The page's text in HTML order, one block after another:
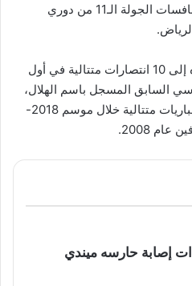
المواجهة التي جمعتهما ضمن منافسات الجولة الـ11 من دوري
وبهذا الانتصار، رفع النصر رصيده إلى 10 انتصارات متتالية في أول
السابق المسجل باسم الهلال،
الذي كان قد حقق الفوز في 9 مباريات متتالية خلال موسم 2018-
إصابة حارسه ميندي